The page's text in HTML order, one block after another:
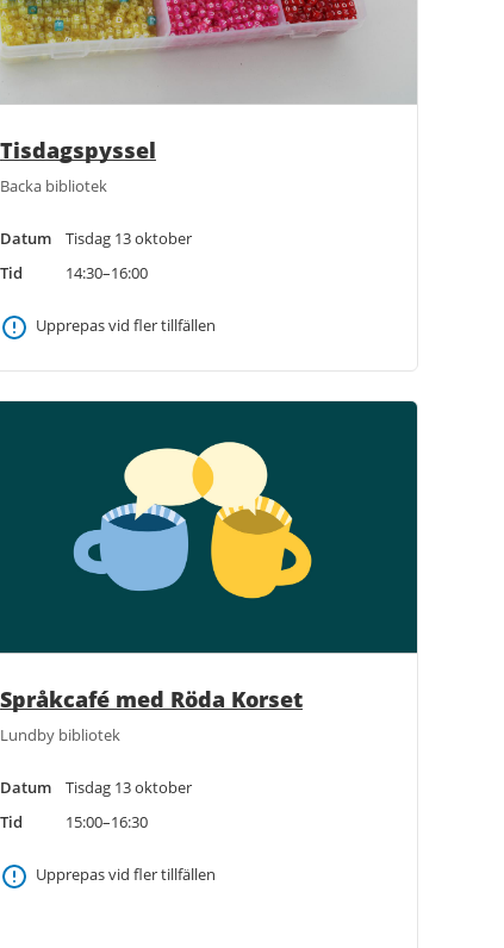
Tisdagspyssel
Backa bibliotek
Datum
Tisdag 13 oktober
Tid
14:30–16:00
Upprepas vid fler tillfällen
Språkcafé med Röda Korset
Lundby bibliotek
Datum
Tisdag 13 oktober
Tid
15:00–16:30
Upprepas vid fler tillfällen